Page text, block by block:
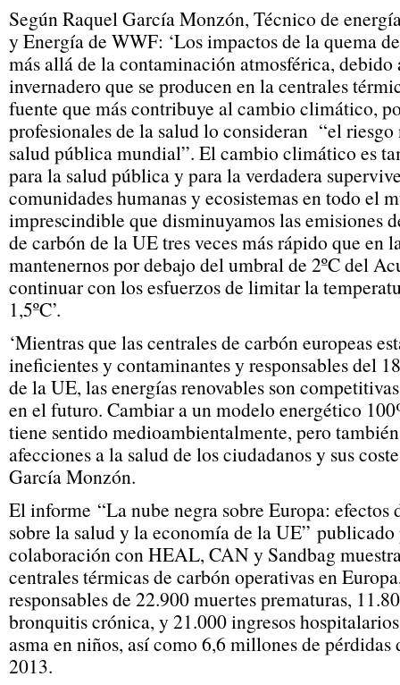
Según Raquel García Monzón, Técnico de
y Energía de WWF: ‘Los impactos de la quema
más allá de la contaminación atmosférica, debido
invernadero que se producen en la centrales
fuente que más contribuye al cambio climático,
profesionales de la salud lo consideran “el
salud pública mundial”. El cambio climático es
para la salud pública y para la verdadera
comunidades humanas y ecosistemas en todo el
imprescindible que disminuyamos las emisiones
de carbón de la UE tres veces más rápido que en
mantenernos por debajo del umbral de 2ºC del
continuar con los esfuerzos de limitar la
1,5ºC’.
‘Mientras que las centrales de carbón europeas
ineficientes y contaminantes y responsables del
de la UE, las energías renovables son
en el futuro. Cambiar a un modelo energético
tiene sentido medioambientalmente, pero
afecciones a la salud de los ciudadanos y sus
García Monzón.
El informe “La nube negra sobre Europa: efectos
sobre la salud y la economía de la UE”
colaboración con HEAL, CAN y Sandbag
centrales térmicas de carbón operativas en
responsables de 22.900 muertes prematuras,
bronquitis crónica, y 21.000 ingresos
asma en niños, así como 6,6 millones de pérdidas
2013.